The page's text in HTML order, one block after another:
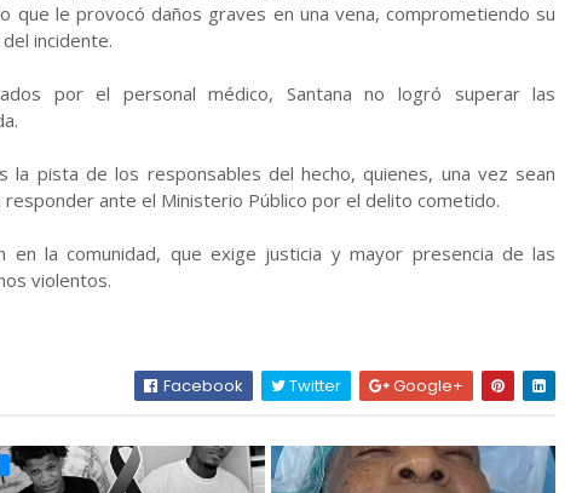
que le provocó daños graves en una vena, comprometiendo su
incidente.
por el personal médico, Santana no logró superar las
la pista de los responsables del hecho, quienes, una vez sean
ante el Ministerio Público por el delito cometido.
en la comunidad, que exige justicia y mayor presencia de las
violentos.
Facebook Twitter Google+